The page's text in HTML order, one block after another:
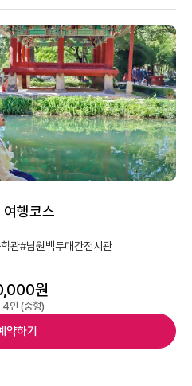
여행코스
관#남원백두대간전시관
원
4인 (중형)
약하기